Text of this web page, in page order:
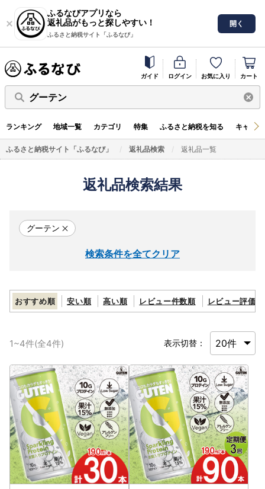
ふるなびアプリなら
返礼品がもっと探しやすい！
ふるさと納税サイト「ふるなび」
開く
ガイド ログイン お気に入り カート
グーテン
ランキング 地域一覧 カテゴリ 特集 ふるさと納税を知る キャン
ふるさと納税サイト「ふるなび」 返礼品検索 返礼品一覧
返礼品検索結果
グーテン
検索条件を全てクリア
おすすめ順 安い順 高い順 レビュー件数順 レビュー評価順
1~4件(全4件) 表示切替：